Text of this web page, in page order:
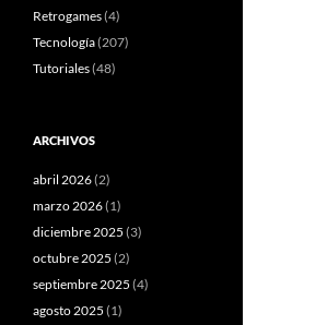
Retrogames(4)
Tecnología(207)
Tutoriales(48)
ARCHIVOS
abril 2026(2)
marzo 2026(1)
diciembre 2025 (3)
octubre 2025 (2)
septiembre 2025 (4)
agosto 2025 (1)